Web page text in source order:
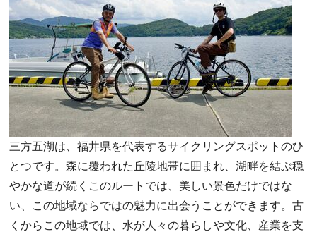
三方五湖は、福井県を代表するサイクリングスポットのひ
とつです。森に覆われた丘陵地帯に囲まれ、湖畔を結ぶ穏
やかな道が続くこのルートでは、美しい景色だけではな
い、この地域ならではの魅力に出会うことができます。古
くからこの地域では、水が人々の暮らしや文化、産業を支